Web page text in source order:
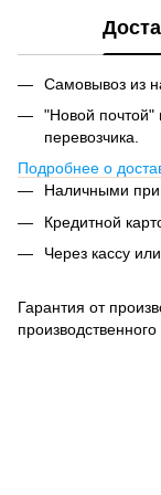
Самовывоз из
"Новой
перевозчика.
Подробнее о
Наличными при
Кредитной
Через кассу
Гарантия от
производственного